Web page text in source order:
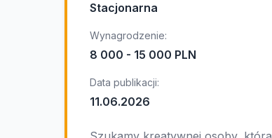
Stacjonarna
Wynagrodzenie:
8 000 - 15 000 PLN
Data publikacji:
11.06.2026